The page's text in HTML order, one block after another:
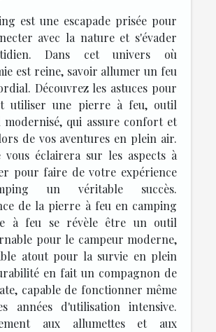
est une escapade prisée pour
avec la nature et s'évader
Dans cet univers où
est reine, savoir allumer un feu
Découvrez les astuces pour
utiliser une pierre à feu, outil
modernisé, qui assure confort et
de vos aventures en plein air.
vous éclairera sur les aspects à
pour faire de votre expérience
un véritable succès.
de la pierre à feu en camping
à feu se révèle être un outil
pour le campeur moderne,
atout pour la survie en plein
en fait un compagnon de
capable de fonctionner même
années d'utilisation intensive.
aux allumettes et aux